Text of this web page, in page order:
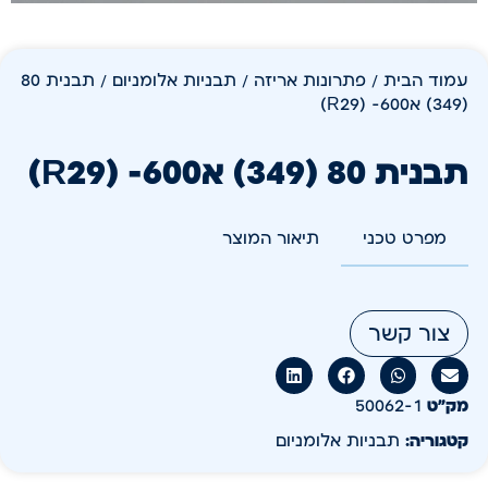
עמוד הבית / פתרונות אריזה / תבניות אלומניום
/ תבנית 80
(349) א600- (R29)
תבנית 80 (349) א600- (R29)
מפרט טכני תיאור המוצר
צור קשר
מק״ט 50062-1
קטגוריה: תבניות אלומניום